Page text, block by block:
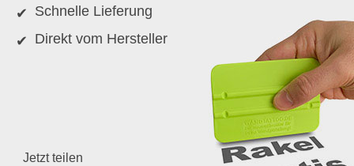
Schnelle Lieferung
Direkt vom Hersteller
Jetzt teilen